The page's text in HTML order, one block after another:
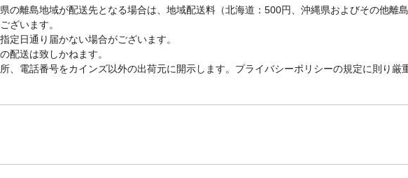
の離島地域が配送先となる場合は、地域配送料（北海道：500円、沖縄県およびその他離
ざいます。
定日通り届かない場合がございます。
配送は致しかねます。
、電話番号をカインズ以外の出荷元に開示します。プライバシーポリシーの規定に則り厳